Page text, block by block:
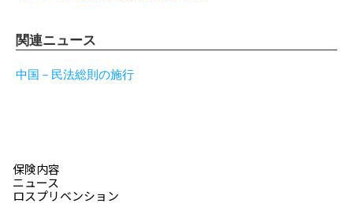
関連ニュース
中国－民法総則の施行
保険内容
ニュース
ロスプリベンション